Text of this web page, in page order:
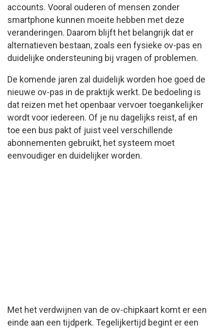
accounts. Vooral ouderen of mensen zonder
smartphone kunnen moeite hebben met deze
veranderingen. Daarom blijft het belangrijk dat er
alternatieven bestaan, zoals een fysieke ov-pas en
duidelijke ondersteuning bij vragen of problemen.
De komende jaren zal duidelijk worden hoe goed de
nieuwe ov-pas in de praktijk werkt. De bedoeling is
dat reizen met het openbaar vervoer toegankelijker
wordt voor iedereen. Of je nu dagelijks reist, af en
toe een bus pakt of juist veel verschillende
abonnementen gebruikt, het systeem moet
eenvoudiger en duidelijker worden.
Met het verdwijnen van de ov-chipkaart komt er een
einde aan een tijdperk. Tegelijkertijd begint er een